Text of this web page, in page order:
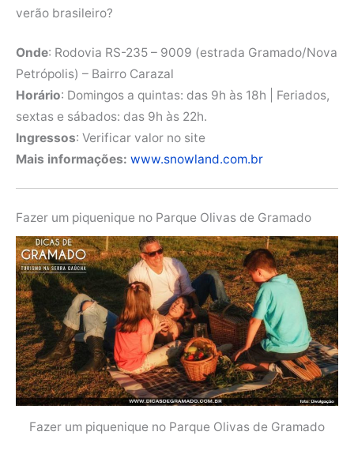
verão brasileiro?
Onde: Rodovia RS-235 – 9009 (estrada Gramado/Nova
Petrópolis) – Bairro Carazal
Horário: Domingos a quintas: das 9h às 18h | Feriados,
sextas e sábados: das 9h às 22h.
Ingressos: Verificar valor no site
Mais informações: www.snowland.com.br
Fazer um piquenique no Parque Olivas de Gramado
Fazer um piquenique no Parque Olivas de Gramado